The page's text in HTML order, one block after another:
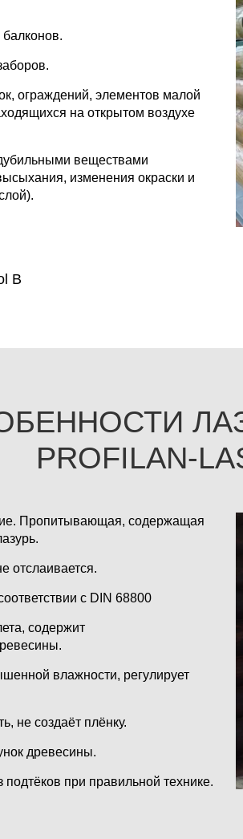
ограждений, элементов малой
на открытом воздухе
веществами
изменения окраски и
B
PROFILAN-
Пропитывающая, содержащая
отслаивается.
с DIN 68800
содержит
влажности, регулирует
не создаёт плёнку.
древесины.
при правильной технике.